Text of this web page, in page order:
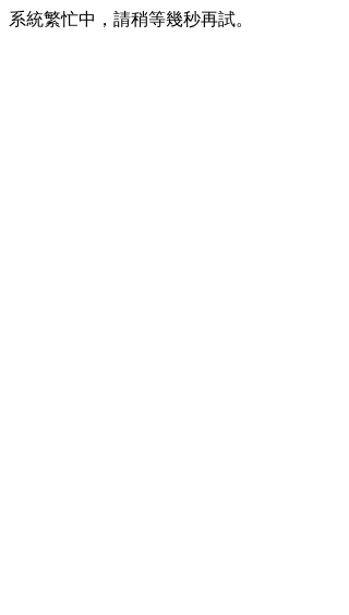
系統繁忙中，請稍等幾秒再試。